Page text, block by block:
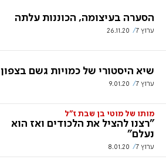
הסערה בעיצומה, הכוננות עלתה
ערוץ 7 26.11.20
שיא היסטורי של כמויות גשם בצפון
ערוץ 7 9.01.20
מותו של מוטי בן שבת ז"ל
"רצנו להציל את הלכודים ואז הוא
נעלם"
ערוץ 7 8.01.20